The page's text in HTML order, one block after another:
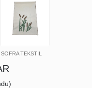
SOFRA TEKSTİL